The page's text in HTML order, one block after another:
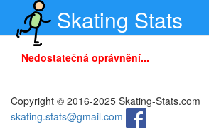
Skating Stats
Nedostatečná oprávnění...
Copyright © 2016-2025 Skating-Stats.com
skating.stats@gmail.com